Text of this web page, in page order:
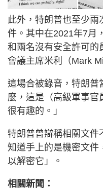
此外，特朗普也至少
件。其中在2021年7月
和兩名沒有安全許可的
會議主席米利（Mark
這場合被錄音，特朗普
麼，這是（高級軍事
很有趣的。」
特朗普曾辯稱相關文件
知道手上的是機密文件
以解密它」。
相關新聞：